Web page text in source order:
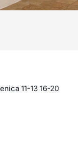
11-13 16-20